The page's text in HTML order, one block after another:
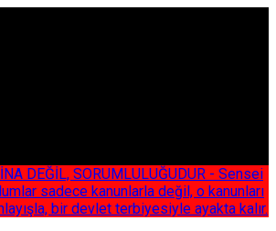
DEĞİL, SORUMLULUĞUDUR - Sensei
sadece kanunlarla değil, o kanunları
bir devlet terbiyesiyle ayakta kalır.